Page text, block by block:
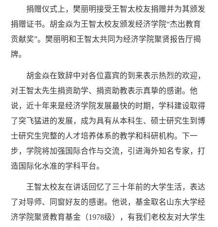
捐赠仪式上，樊丽明接受王智太校友捐赠并为其颁发
捐赠证书。胡金焱为王智太校友颁发经济学院“杰出教育
贡献奖”。樊丽明和王智太共同为经济学院聚贤报告厅揭
牌。
胡金焱在致辞中对各位嘉宾的到来表示热烈的欢迎，
对王智太先生捐资助学、捐资助教表示真挚的感谢。他
说，近十年来是经济学院发展最快的时期，学科建设取得
了突飞猛进的发展，成为具有从本科生、硕士研究生到博
士研究生完整的人才培养体系的教学和科研机构。下一
步，学院将加强国际合作与交流，引进海外知名专家，打
造国际化水准的学科平台。
王智太校友在讲话回忆了三十年前的大学生活，表达
了对导师、同窗好友的感谢。他说，基金取名山东大学经
济学院聚贤教育基金（1978级），有我们老校友对大学生